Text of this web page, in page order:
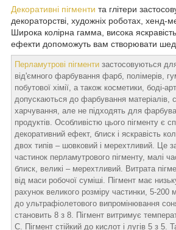
Декоративні пігменти та глітери
декораторстві, художніх роботах, хенд-
Широка колірна гамма, висока яскравість
ефекти допоможуть вам створювати
Перламутрові пігменти застосовуються
від'ємного фарбування фарб, полімерів,
побутової хімії, а також косметики, боді-
допускаються до фарбування матеріалів,
харчування, але не підходять для
продуктів. Особливістю цього пігменту є
декоративний ефект, блиск і яскравість
двох типів – шовковий і мерехтливий. Це
частинок перламутрового пігменту, малі
блиск, великі – мерехтливий. Витрата
від маси робочої суміші. Пігмент має
рахунок великого розміру частинки, 5-200
до ультрафіолетового випромінювання
становить 8 з 8. Пігмент витримує
С. Пігмент стійкий до кислот і лугів 5 з 5.